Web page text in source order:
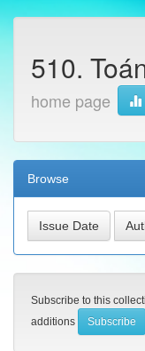
510.
home page
Browse
Subscribe to this
additions